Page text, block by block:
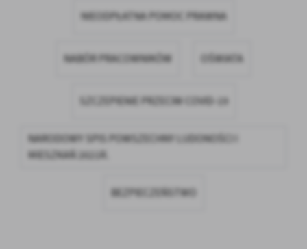
firm będących naszymi partnerami oraz innych dostawców usług.
Firmy te działają w charakterze pośredników prezentujących nasze
społecznościowych.
NIEODPŁATNA POMOC PRAWNA
NABÓR PRACOWNIKÓW OŚWIATA
SZCZEPIENIE PRZECIW COVID-19
NARODOWY SPIS POWSZECHNY LUDONOŚCI I
MIESZKAŃ 2021R.
BEZPIECZEŃSTWO